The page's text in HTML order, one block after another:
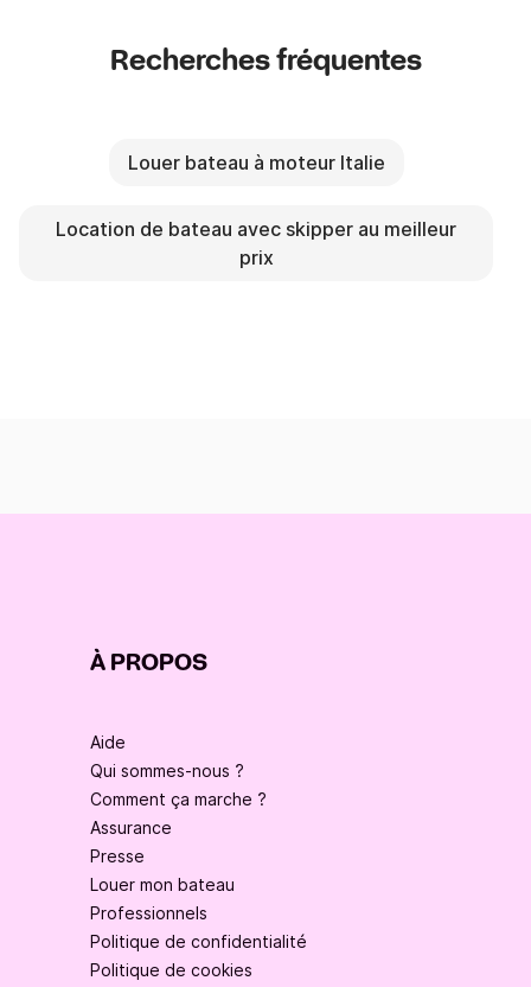
Recherches fréquentes
Louer bateau à moteur Italie
Location de bateau avec skipper au meilleur
prix
À PROPOS
Aide
Qui sommes-nous ?
Comment ça marche ?
Assurance
Presse
Louer mon bateau
Professionnels
Politique de confidentialité
Politique de cookies